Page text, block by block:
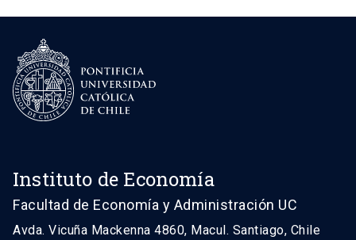
Instituto de Economía
Facultad de Economía y Administración UC
Avda. Vicuña Mackenna 4860, Macul. Santiago, Chile